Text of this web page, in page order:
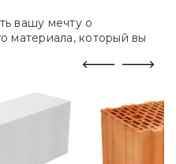
вашу мечту о
материала, который вы